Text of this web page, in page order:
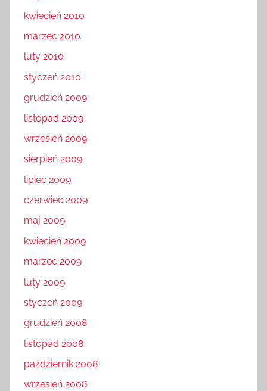
kwiecień 2010
marzec 2010
luty 2010
styczeń 2010
grudzień 2009
listopad 2009
wrzesień 2009
sierpień 2009
lipiec 2009
czerwiec 2009
maj 2009
kwiecień 2009
marzec 2009
luty 2009
styczeń 2009
grudzień 2008
listopad 2008
październik 2008
wrzesień 2008